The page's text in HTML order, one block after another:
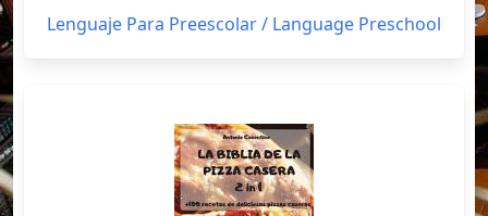
Lenguaje Para Preescolar / Language Preschool